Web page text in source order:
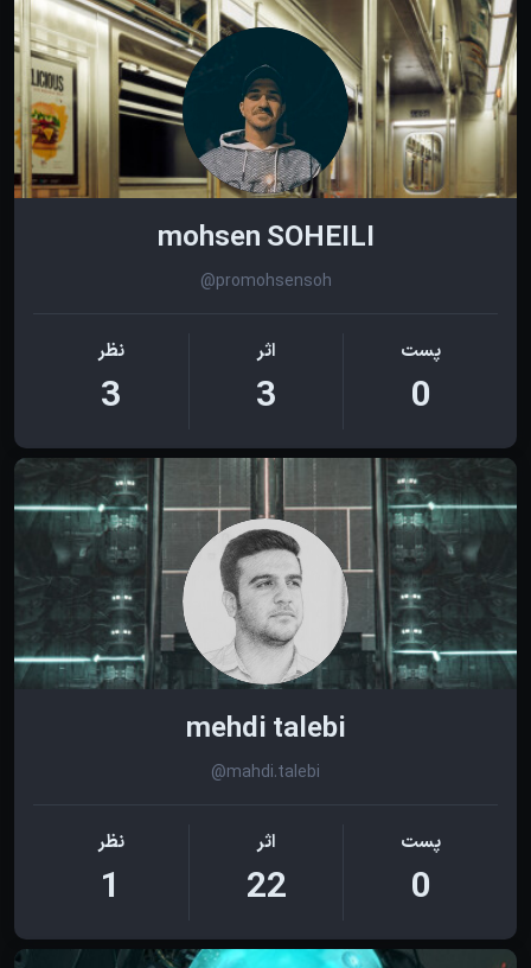
mohsen SOHEILI
@promohsensoh
پست
0
اثر
3
نظر
3
mehdi talebi
@mahdi.talebi
پست
0
اثر
22
نظر
1